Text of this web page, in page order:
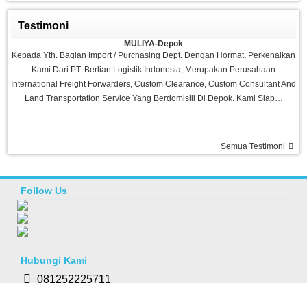
Rp 1.980.0002.700.000
Testimoni
MULIYA-Depok
Kepada Yth. Bagian Import / Purchasing Dept. Dengan Hormat, Perkenalkan
Kami Dari PT. Berlian Logistik Indonesia, Merupakan Perusahaan
International Freight Forwarders, Custom Clearance, Custom Consultant And
Land Transportation Service Yang Berdomisili Di Depok. Kami Siap…
Barang Bagus,sesuai Pesanan, Pelayanan Memuaskan, Semoga Sukses
Selalu Buat Agen Fitness
Semua Testimoni
Follow Us
Hubungi Kami
081252225711